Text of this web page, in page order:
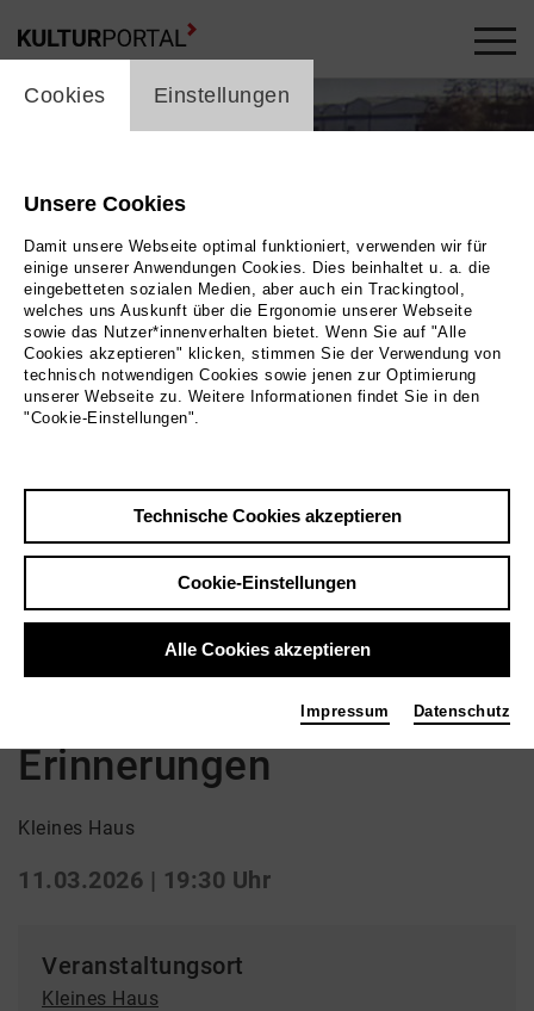
Übersicht
Raub. Verladene
Erinnerungen
Kleines Haus
11.03.2026 | 19:30 Uhr
Veranstaltungsort
Kleines Haus
cookie_layer
Cookies Einstellungen
Unsere Cookies
Damit unsere Webseite optimal funktioniert, verwenden wir für
einige unserer Anwendungen Cookies. Dies beinhaltet u. a. die
eingebetteten sozialen Medien, aber auch ein Trackingtool,
welches uns Auskunft über die Ergonomie unserer Webseite
sowie das Nutzer*innenverhalten bietet. Wenn Sie auf "Alle
Cookies akzeptieren" klicken, stimmen Sie der Verwendung von
technisch notwendigen Cookies sowie jenen zur Optimierung
unserer Webseite zu. Weitere Informationen findet Sie in den
"Cookie-Einstellungen".
Technische Cookies akzeptieren
Cookie-Einstellungen
Alle Cookies akzeptieren
Impressum Datenschutz